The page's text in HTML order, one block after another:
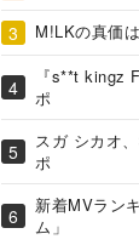
M!LKの真価
『s**t kingz
ポ
スガ シカオ
ポ
新着MVラン
ム」